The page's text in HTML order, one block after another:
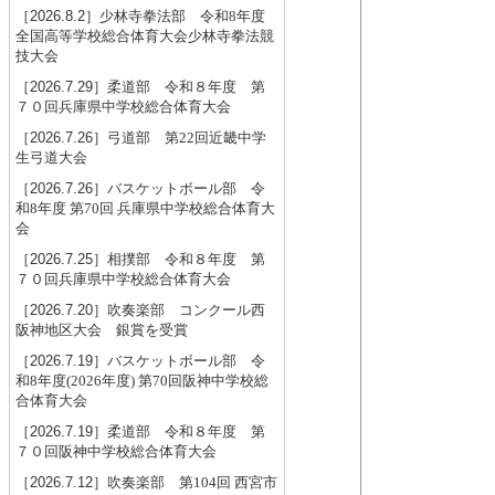
［2026.8.2］ 少林寺拳法部 令和8年度
全国高等学校総合体育大会少林寺拳法競
技大会
［2026.7.29］ 柔道部 令和８年度 第
７０回兵庫県中学校総合体育大会
［2026.7.26］ 弓道部 第22回近畿中学
生弓道大会
［2026.7.26］ バスケットボール部 令
和8年度 第70回 兵庫県中学校総合体育大
会
［2026.7.25］ 相撲部 令和８年度 第
７０回兵庫県中学校総合体育大会
［2026.7.20］ 吹奏楽部 コンクール西
阪神地区大会 銀賞を受賞
［2026.7.19］ バスケットボール部 令
和8年度(2026年度) 第70回阪神中学校総
合体育大会
［2026.7.19］ 柔道部 令和８年度 第
７０回阪神中学校総合体育大会
［2026.7.12］ 吹奏楽部 第104回 西宮市